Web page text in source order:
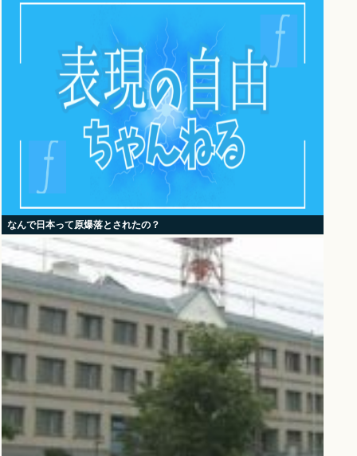
なんで日本って原爆落とされたの？